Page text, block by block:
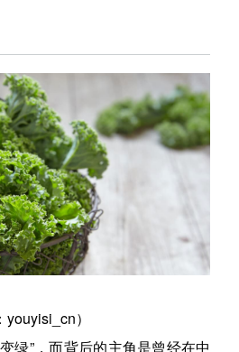
）
绿”，而背后的主角是曾经在中